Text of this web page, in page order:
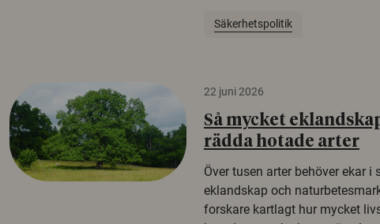
Säkerhetspolitik
22 juni 2026
Så mycket
rädda hotade arter
Över tusen arter behöver ekar i
eklandskap och
forskare kartlagt hur mycket